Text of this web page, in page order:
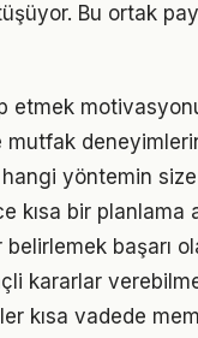
Bu ortak
etmek
hangi yöntemin
bir planlama
başarı
kararlar
kısa vadede